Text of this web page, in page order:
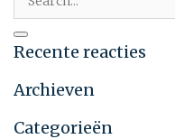
Recente reacties
Archieven
Categorieën